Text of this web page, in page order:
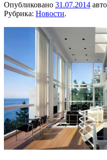
Опубликовано 31.07.2014
Рубрика: Новости.